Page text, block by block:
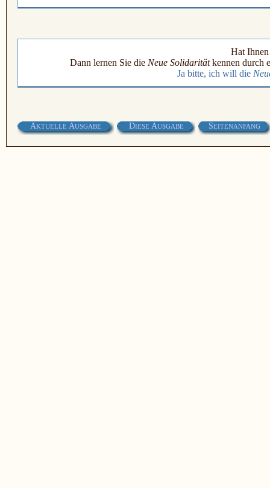
Hat
Dann lernen Sie die Neue Solidaritätkennen durch
Ja bitte, ich will die
AKTUELLE AUSGABE DIESE AUSGABE SEITENANFANG